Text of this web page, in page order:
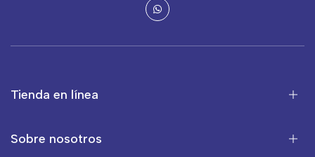
Tienda en línea
Sobre nosotros